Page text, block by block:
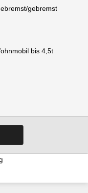
gebremst
bis 4,5t